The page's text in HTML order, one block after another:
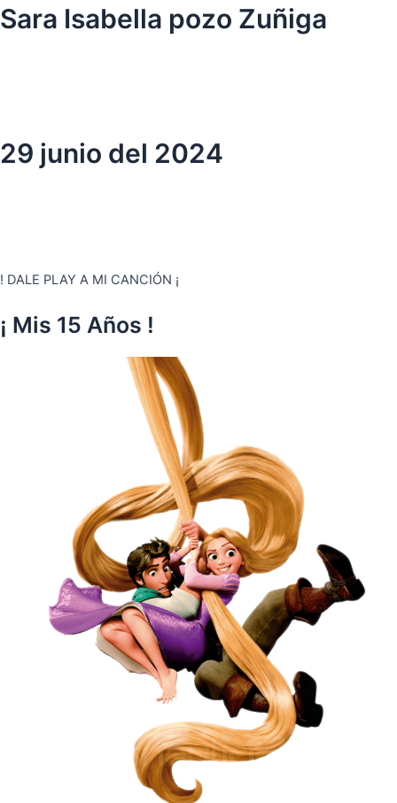
Ir
al
Sara Isabella pozo Zuñiga
29 junio del 2024
! DALE PLAY A MI CANCIÓN ¡
¡ Mis 15 Años !